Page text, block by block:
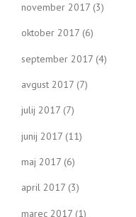
november 2017 (3)
oktober 2017 (6)
september 2017 (4)
avgust 2017 (7)
julij 2017 (7)
junij 2017 (11)
maj 2017 (6)
april 2017 (3)
marec 2017 (1)